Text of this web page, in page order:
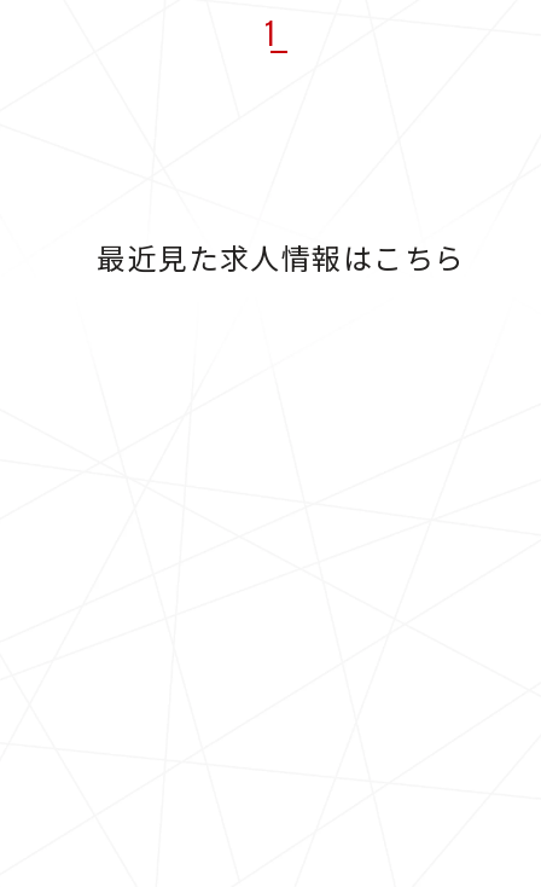
1
最近見た求人情報はこちら